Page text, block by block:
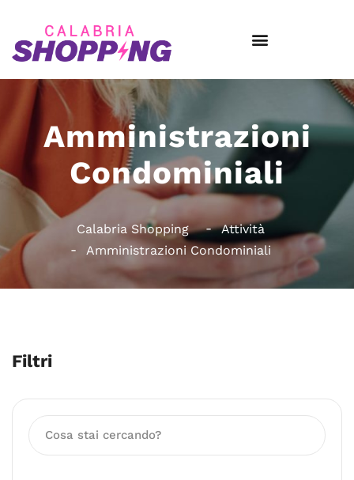
Amministrazioni
Condominiali
Calabria Shopping
Attività
Amministrazioni Condominiali
Filtri